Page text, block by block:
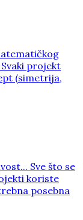
projekt
(simetrija,
Sve što se
koriste
posebna